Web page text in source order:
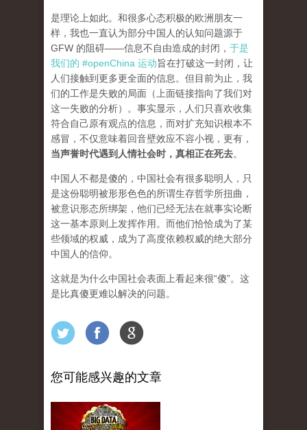
是理论上如此。和很多心态积极的欧洲朋友一
样，我也一直认为部分中国人的认知问题源于
GFW 的阻碍——信息不自由造成的封闭， 于是
我们的 #openChina 运动旨在打破这一封闭，让
人们接触到更多更全面的信息。但目前为止，我
们的工作是失败的局面（ 上面链接指向了我们对
这一失败的分析）。事实显示，人们只喜欢收集
符合自己原有观点的信息，而对扩充知识根本不
感冒，不仅意味着回音壁效应不容小视，更有，
当声誉时代遇到人情社会时，真相正在死去。
中国人不都是傻的，中国社会有很多聪明人，只
是这份聪明被形形色色的所谓生存哲学所扭曲，
被意识形态所绑架，他们已经无法在就事实论断
这一基本原则上发挥作用。而他们恰恰成为了某
些领域的权威，成为了高度依赖权威的绝大部分
中国人的信仰。
这就是为什么中国社会表面上看起来很“傻”。这
是比真傻更难以解决的问题。
您可能感兴趣的文章